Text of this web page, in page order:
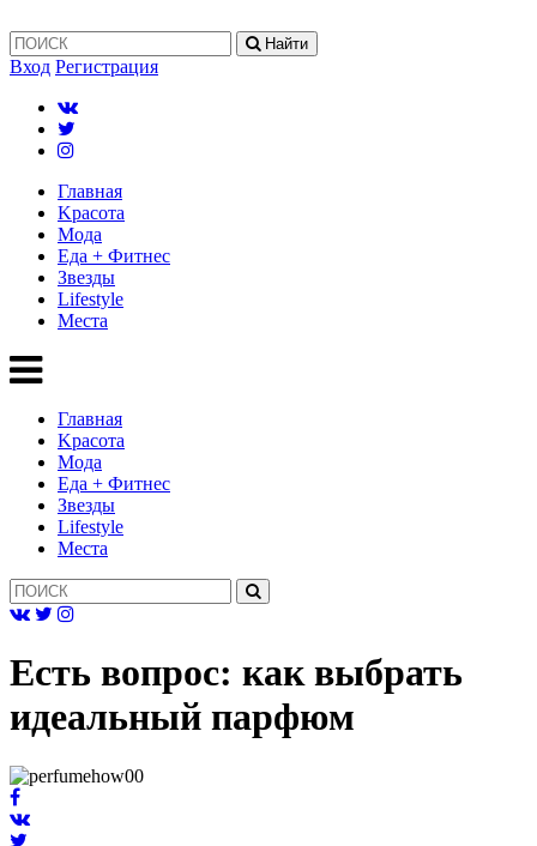
Найти
Вход Регистрация
Главная
Kрасота
Мода
Еда + Фитнес
Звезды
Lifestyle
Mеста
Главная
Kрасота
Мода
Еда + Фитнес
Звезды
Lifestyle
Mеста
Есть вопрос: как выбрать
идеальный парфюм